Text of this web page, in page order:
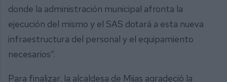
donde la administración municipal afronta la
ejecución del mismo y el SAS dotará a esta nueva
infraestructura del personal y el equipamiento
necesarios”.
Para finalizar, la alcaldesa de Mijas agradeció la